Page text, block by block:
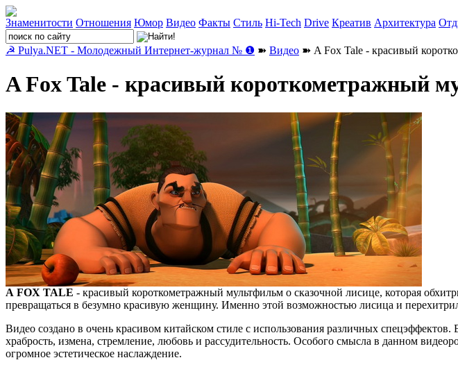
Знаменитости Отношения Юмор Видео Факты Стиль Hi-Tech Drive Креатив Архитектура
☭ Pulya.NET - Молодежный Интернет-журнал № ❶ ➽ Видео ➽ A Fox Tale - красивый
A Fox Tale - красивый короткометражный
А FOX TALE - красивый короткометражный мультфильм о сказочной лисице, которая
превращаться в безумно красивую женщину. Именно этой возможностью лисица и
Видео создано в очень красивом китайском стиле с использования различных
храбрость, измена, стремление, любовь и рассудительность. Особого смысла в данном
огромное эстетическое наслаждение.